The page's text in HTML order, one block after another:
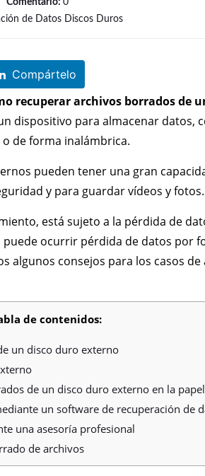
Comentario: 0
de Datos Discos Duros
Compártelo
recuperar archivos borrados de
dispositivo para almacenar datos,
de forma inalámbrica.
pueden tener una gran
y para guardar vídeos y fotos.
está sujeto a la pérdida de
ocurrir pérdida de datos por
algunos consejos para los casos
de contenidos:
un disco duro externo
de un disco duro externo en la
un software de recuperación de
una asesoría profesional
de archivos